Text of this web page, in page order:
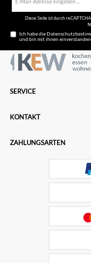
Diese Seite ist durch
Ich habe die
und bin mit ihnen einverstanden.
SERVICE
KONTAKT
ZAHLUNGSARTEN